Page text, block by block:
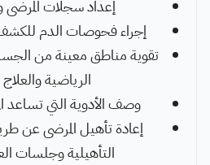
إعداد سجلات المرضى
إجراء فحوصات الدم
تقوية مناطق معينة من
الرياضية
وصف الأدوية التي تساعد
إعادة تأهيل المرضى عن
التأهيلية وجلسات